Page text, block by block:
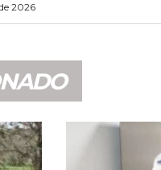
2026